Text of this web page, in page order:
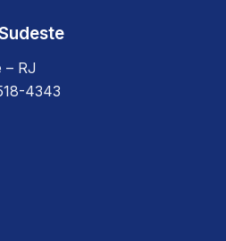
– RJ
4343